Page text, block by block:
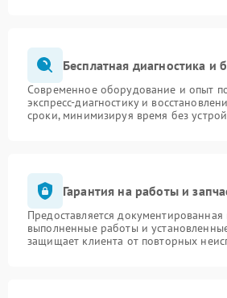
Бесплатная диагностика и
Современное оборудование и опыт
экспресс-диагностику и
сроки, минимизируя время без
Гарантия на работы и
Предоставляется документированная
выполненные работы и
защищает клиента от повторных